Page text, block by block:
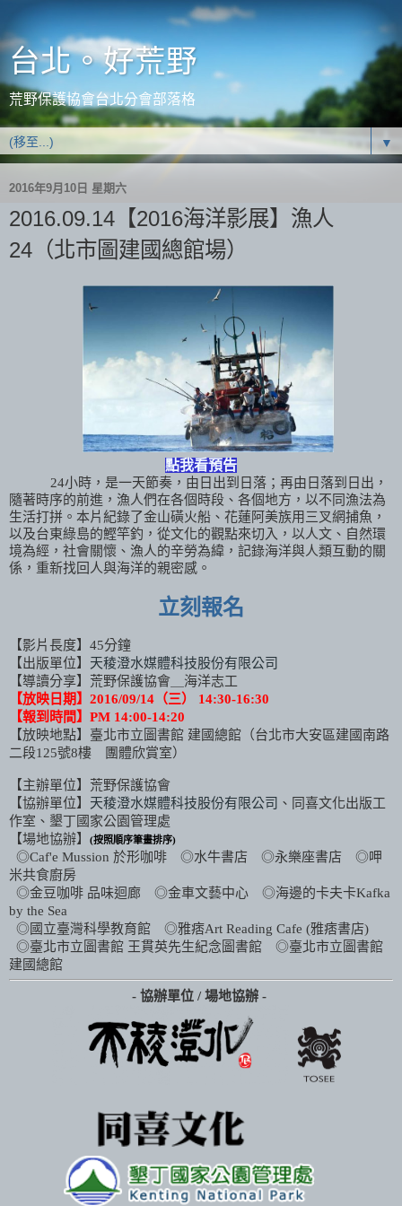
台北。好荒野
荒野保護協會台北分會部落格
▼
2016年9月10日 星期六
2016.09.14【2016海洋影展】漁人
24（北市圖建國總館場）
點我看預告
24小時，是一天節奏，由日出到日落；再由日落到日出，
隨著時序的前進，漁人們在各個時段、各個地方，以不同漁法為
生活打拼。本片紀錄了金山磺火船、花蓮阿美族用三叉網捕魚，
以及台東綠島的鰹竿釣，從文化的觀點來切入，以人文、自然環
境為經，社會關懷、漁人的辛勞為緯，記錄海洋與人類互動的關
係，重新找回人與海洋的親密感。
立刻報名
【影片長度】45分鐘
【出版單位】 天稜澄水媒體科技股份有限公司
【導讀分享】荒野保護協會＿海洋志工
【放映日期】2016/09/14（三） 14:30-16:30
【報到時間】PM 14:00-14:20
【放映地點】臺北市立圖書館 建國總館（台北市大安區建國南路
二段125號8樓 團體欣賞室）
【主辦單位】荒野保護協會
【協辦單位】 天稜澄水媒體科技股份有限公司 、 同喜文化出版工
作室 、 墾丁國家公園管理處
【場地協辦】
(按照順序筆畫排序)
◎Caf'e Mussion 於形咖啡 ◎水牛書店 ◎永樂座書店 ◎呷
米共食廚房
◎金豆咖啡 品味迴廊 ◎金車文藝中心 ◎海邊的卡夫卡Kafka
by the Sea
◎國立臺灣科學教育館 ◎雅痞Art Reading Cafe (雅痞書店)
◎臺北市立圖書館 王貫英先生紀念圖書館 ◎臺北市立圖書館
建國總館
- 協辦單位 / 場地協辦 -